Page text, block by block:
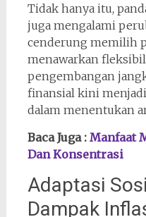
Tidak hanya itu,
juga mengalami
cenderung memilih
menawarkan
pengembangan
finansial kini
dalam menentukan
Baca Juga : Manfaat
Dan Konsentrasi
Adaptasi
Dampak